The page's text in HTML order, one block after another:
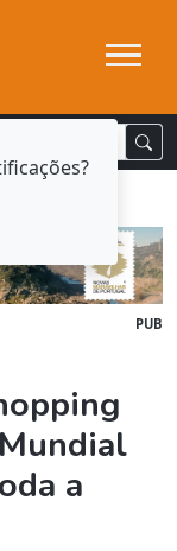
PUB
a